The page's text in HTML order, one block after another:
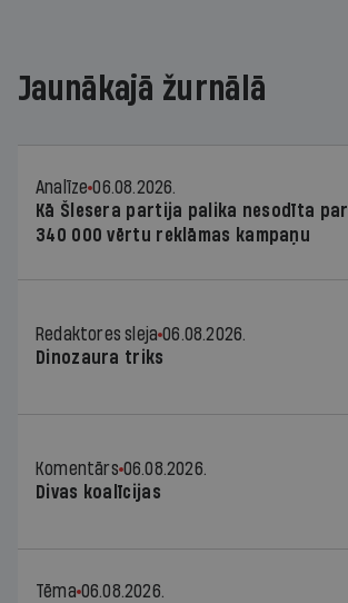
Jaunākajā žurnālā
Analīze 06.08.2026.
Kā Šlesera partija palika nesodīta par
340 000 vērtu reklāmas kampaņu
Redaktores sleja 06.08.2026.
Dinozaura triks
Komentārs 06.08.2026.
Divas koalīcijas
Tēma 06.08.2026.